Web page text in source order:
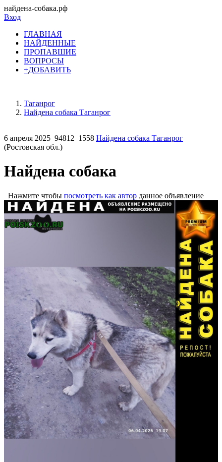
найдена-собака.рф
Вход
ГЛАВНАЯ
НАЙДЕННЫЕ
ПРОПАВШИЕ
ВОПРОСЫ
+ДОБАВИТЬ
Таганрог
Найдена собака Таганрог
6 апреля 2025 94812 1558 Найдена собака Таганрог
(Ростовская обл.)
Найдена собака
Нажмите чтобы посмотреть как автор данное объявление